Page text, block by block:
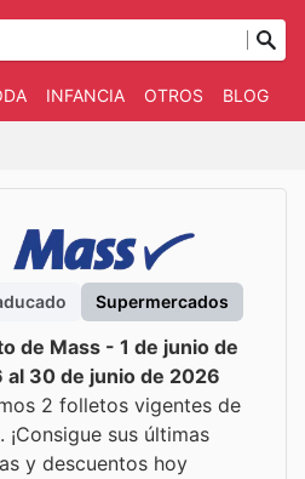
INFANCIA OTROS BLOG
Supermercados
de Mass - 1 de junio de
al 30 de junio de 2026
2 folletos vigentes de
¡Consigue sus últimas
y descuentos hoy